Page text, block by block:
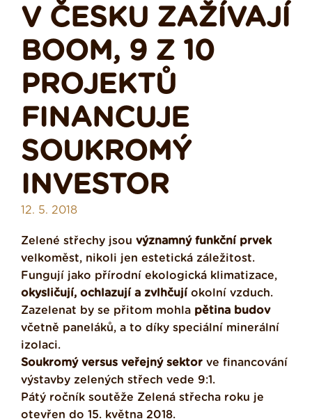
V ČESKU ZAŽÍVAJÍ
BOOM, 9 Z 10
PROJEKTŮ
FINANCUJE
SOUKROMÝ
INVESTOR
12. 5. 2018
Zelené střechy jsou významný funkční prvek
velkoměst, nikoli jen estetická záležitost.
Fungují jako přírodní ekologická klimatizace,
okysličují, ochlazují a zvlhčují okolní vzduch.
Zazelenat by se přitom mohla pětina budov
včetně paneláků, a to díky speciální minerální
izolaci.
Soukromý versus veřejný sektor ve financování
výstavby zelených střech vede 9:1.
Pátý ročník soutěže Zelená střecha roku je
otevřen do 15. května 2018.